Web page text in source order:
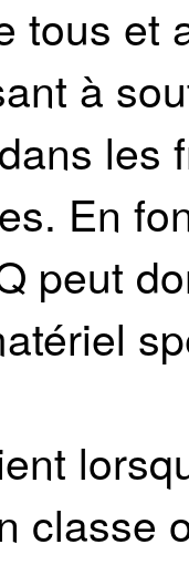
tous et
à
les
En
peut
classe